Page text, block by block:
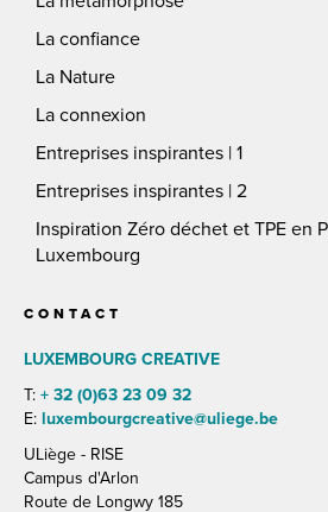
La confiance
La Nature
La connexion
Entreprises inspirantes | 1
Entreprises inspirantes | 2
Inspiration Zéro déchet et TPE en
Luxembourg
CONTACT
LUXEMBOURG CREATIVE
T: + 32 (0)63 23 09 32
E: luxembourgcreative@uliege.be
ULiège - RISE
Campus d'Arlon
Route de Longwy 185